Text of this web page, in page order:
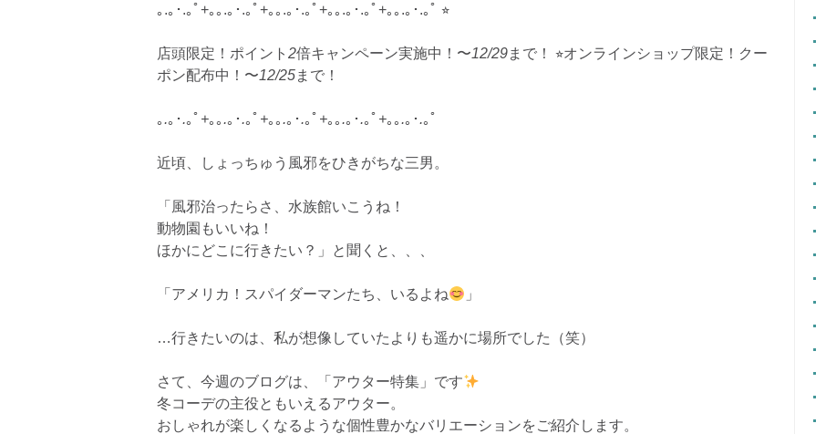
｡.｡･.｡ﾟ+｡｡.｡･.｡ﾟ+｡｡.｡･.｡ﾟ+｡｡.｡･.｡ﾟ+｡｡.｡･.｡ﾟ ⭐︎
店頭限定！ポイント 2倍キャンペーン実施中！〜12/29まで！
⭐︎オンラインショップ限定！クー
ポン配布中！〜12/25まで！
｡ .｡･ .｡ﾟ +｡｡ .｡･ .｡ﾟ +｡｡ .｡･ .｡ﾟ +｡｡ .｡･ .｡ﾟ +｡｡ .｡･ .｡ﾟ
近頃、しょっちゅう風邪をひきがちな三男。
「風邪治ったらさ、水族館いこうね！
動物園もいいね！
ほかにどこに行きたい？」と聞くと、、、
「アメリカ！スパイダーマンたち、いるよね 」
…行きたいのは、私が想像していたよりも遥かに場所でした（笑）
さて、今週のブログは、「アウター特集」です
冬コーデの主役ともいえるアウター。
おしゃれが楽しくなるような個性豊かなバリエーションをご紹介します。